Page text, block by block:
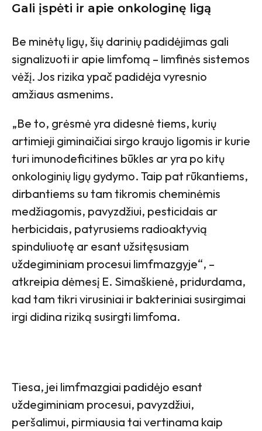
Gali įspėti ir apie onkologinę ligą
Be minėtų ligų, šių darinių padidėjimas gali
signalizuoti ir apie limfomą – limfinės sistemos
vėžį. Jos rizika ypač padidėja vyresnio
amžiaus asmenims.
„Be to, grėsmė yra didesnė tiems, kurių
artimieji giminaičiai sirgo kraujo ligomis ir kurie
turi imunodeficitines būkles ar yra po kitų
onkologinių ligų gydymo. Taip pat rūkantiems,
dirbantiems su tam tikromis cheminėmis
medžiagomis, pavyzdžiui, pesticidais ar
herbicidais, patyrusiems radioaktyvią
spinduliuotę ar esant užsitęsusiam
uždegiminiam procesui limfmazgyje“, –
atkreipia dėmesį E. Simaškienė, pridurdama,
kad tam tikri virusiniai ir bakteriniai susirgimai
irgi didina riziką susirgti limfoma.
Tiesa, jei limfmazgiai padidėjo esant
uždegiminiam procesui, pavyzdžiui,
peršalimui, pirmiausia tai vertinama kaip